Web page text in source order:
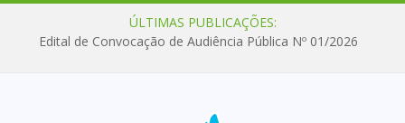
ÚLTIMAS PUBLICAÇÕES:
Edital de Convocação de Audiência Pública Nº 01/2026